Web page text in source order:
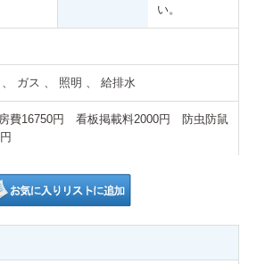
い。
、 ガス 、 照明 、 給排水
費16750円 看板掲載料2000円 防虫防鼠